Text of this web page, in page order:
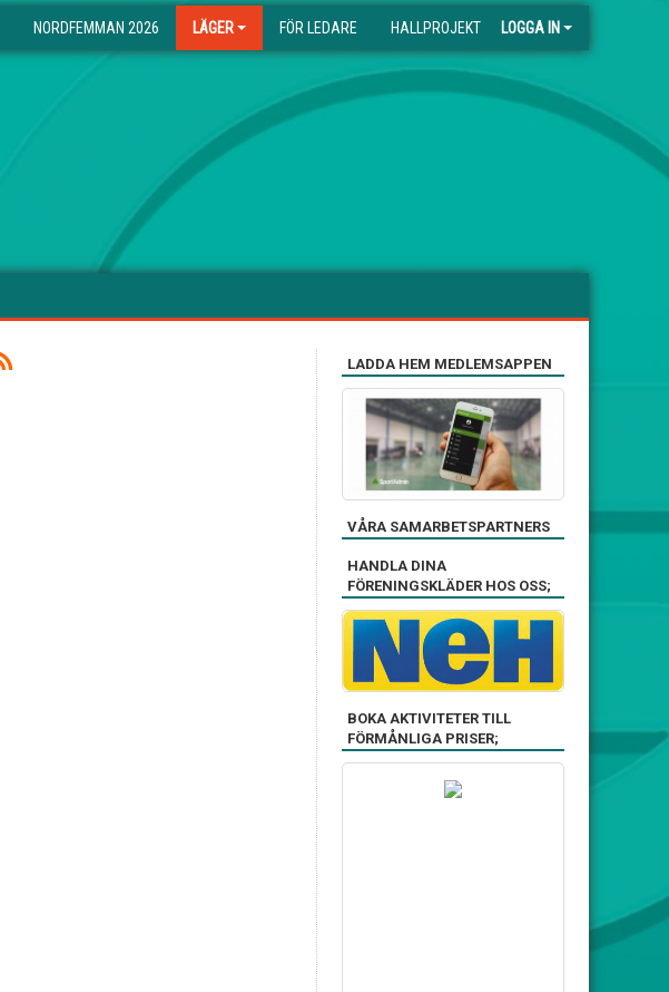
NORDFEMMAN 2026 LÄGER FÖR LEDARE HALLPROJEKT LOGGA IN
LADDA HEM MEDLEMSAPPEN
VÅRA SAMARBETSPARTNERS
HANDLA DINA
FÖRENINGSKLÄDER HOS OSS;
BOKA AKTIVITETER TILL
FÖRMÅNLIGA PRISER;